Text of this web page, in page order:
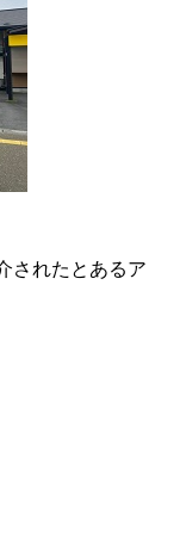
されたとあるア